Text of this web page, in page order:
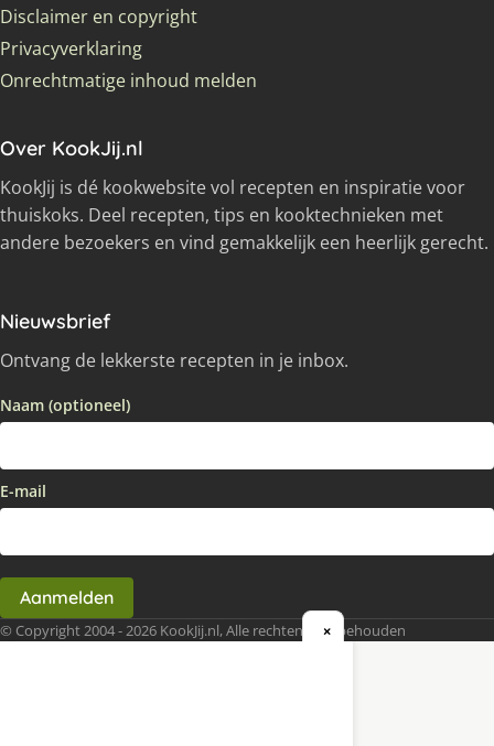
Disclaimer en copyright
Privacyverklaring
Onrechtmatige inhoud melden
Over KookJij.nl
KookJij is dé kookwebsite vol recepten en inspiratie voor
thuiskoks. Deel recepten, tips en kooktechnieken met
andere bezoekers en vind gemakkelijk een heerlijk gerecht.
Nieuwsbrief
Ontvang de lekkerste recepten in je inbox.
Naam (optioneel)
E-mail
Aanmelden
© Copyright 2004 - 2026 KookJij.nl, Alle rechten voorbehouden
×